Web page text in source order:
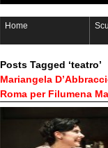
Home
Posts Tagged ‘teatro’
Mariangela
Roma per Filumena